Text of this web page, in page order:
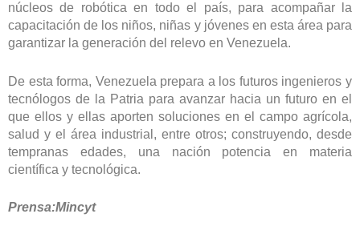
núcleos de robótica en todo el país, para acompañar la
capacitación de los niños, niñas y jóvenes en esta área para
garantizar la generación del relevo en Venezuela.
De esta forma, Venezuela prepara a los futuros ingenieros y
tecnólogos de la Patria para avanzar hacia un futuro en el
que ellos y ellas aporten soluciones en el campo agrícola,
salud y el área industrial, entre otros; construyendo, desde
tempranas edades, una nación potencia en materia
científica y tecnológica.
Prensa:Mincyt